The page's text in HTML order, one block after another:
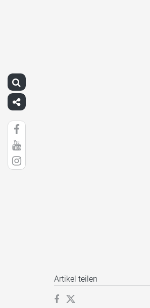
Artikel teilen